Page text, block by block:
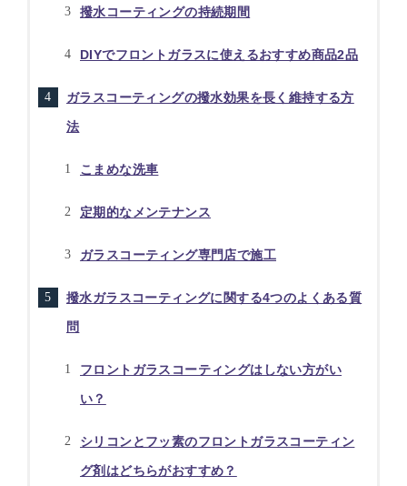
撥水コーティングの持続期間
DIYでフロントガラスに使えるおすすめ商品2品
ガラスコーティングの撥水効果を長く維持する方
法
こまめな洗車
定期的なメンテナンス
ガラスコーティング専門店で施工
撥水ガラスコーティングに関する4つのよくある質
問
フロントガラスコーティングはしない方がい
い？
シリコンとフッ素のフロントガラスコーティン
グ剤はどちらがおすすめ？